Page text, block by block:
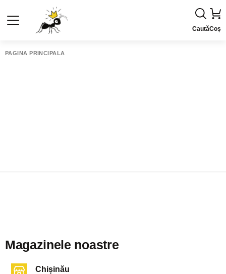
CautăCoș
PAGINA PRINCIPALĂ
Magazinele noastre
Chișinău